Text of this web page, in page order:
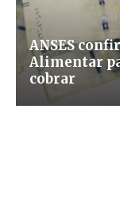
ANSES
Alimentar
cobrar